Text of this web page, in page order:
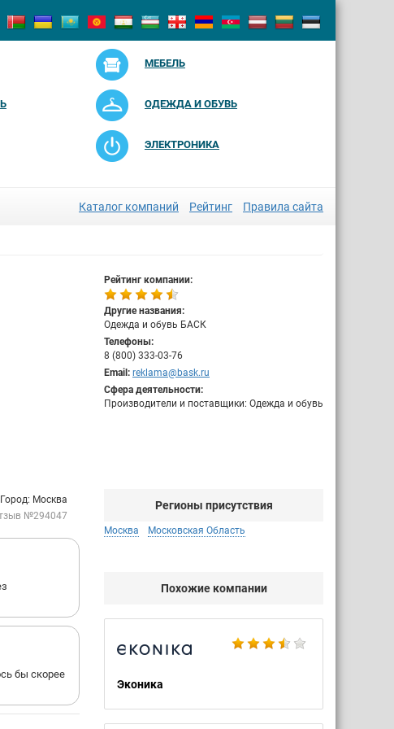
МЕБЕЛЬ
ОДЕЖДА И ОБУВЬ
ЭЛЕКТРОНИКА
Каталог компаний Рейтинг Правила сайта
Рейтинг компании:
Другие названия:
Одежда и обувь БАСК
Телефоны:
8 (800) 333-03-76
Email: reklama@bask.ru
Сфера деятельности:
Производители и поставщики: Одежда и обувь
Город: Москва
№294047
бы скорее
Регионы присутствия
Москва Московская Область
Похожие компании
Эконика